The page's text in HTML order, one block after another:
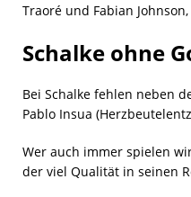
Traoré und Fabian
Schalke ohne
Bei Schalke fehlen neben
Pablo Insua
Wer auch immer spielen
der viel Qualität in seinen